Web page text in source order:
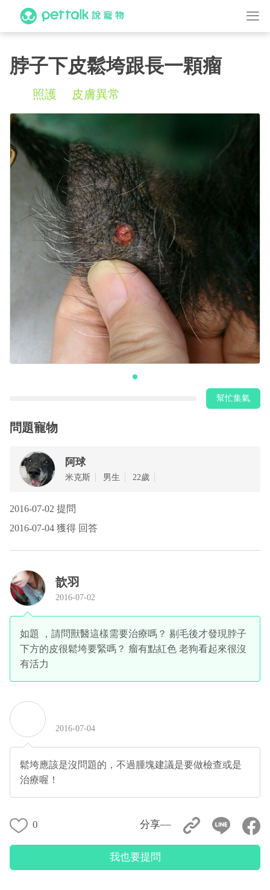
脖子下皮鬆垮跟長一顆瘤
照護 皮膚異常
幫忙集氣
問題寵物
阿球
‎米克斯 男生 22歲
2016-07-02 提問
2016-07-04 獲得 回答
歆羽
2016-07-02
如題 ，請問獸醫這樣需要治療嗎？ 剔毛後才發現脖子
下方的皮很鬆垮要緊嗎？ 瘤有點紅色 老狗看起來很沒
有活力
2016-07-04
鬆垮應該是沒問題的，不過腫塊建議是要做檢查或是
治療喔！
0 分享––
我也要提問